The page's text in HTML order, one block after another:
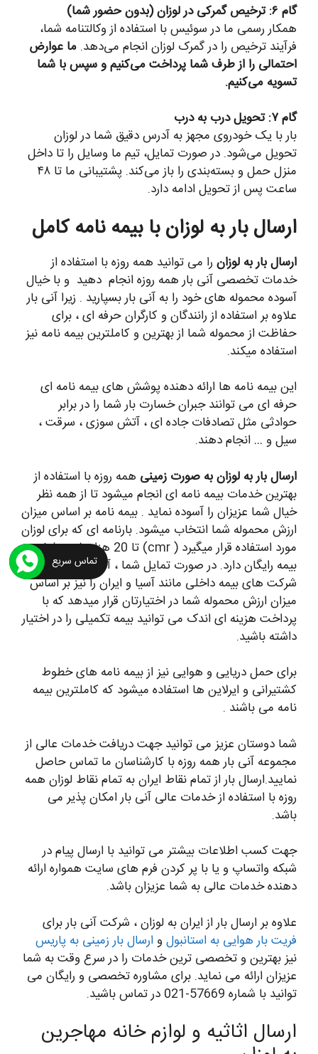
گام ۶: ترخیص گمرکی در لوزان (بدون حضور شما)
همکار رسمی ما در سوئیس با استفاده از وکالتنامه شما،
فرآیند ترخیص را در گمرک لوزان انجام می‌دهد. ما عوارض
احتمالی را از طرف شما پرداخت می‌کنیم و سپس با شما
تسویه می‌کنیم.
گام ۷: تحویل درب به درب
بار با یک خودروی مجهز به آدرس دقیق شما در لوزان
تحویل می‌شود. در صورت تمایل، تیم ما وسایل را تا داخل
منزل حمل و بسته‌بندی را باز می‌کند. پشتیبانی ما تا ۴۸
ساعت پس از تحویل ادامه دارد.
ارسال بار به لوزان با بیمه نامه کامل
ارسال بار به لوزان را می توانید همه روزه با استفاده از
خدمات تخصصی آنی بار همه روزه انجام دهید و با خیال
آسوده محموله های خود را به آنی بار بسپارید . زیرا آنی بار
علاوه بر استفاده از رانندگان و کارگران حرفه ای ، برای
حفاظت از محموله شما از بهترین و کاملترین بیمه نامه نیز
استفاده میکند.
این بیمه نامه ها ارائه دهنده پوشش های بیمه نامه ای
حرفه ای می توانند جبران خسارت بار شما را در برابر
حوادثی مثل تصادفات جاده ای ، آتش سوزی ، سرقت ،
سیل و … انجام دهند.
ارسال بار به لوزان به صورت زمینی همه روزه با استفاده از
بهترین خدمات بیمه نامه ای انجام میشود تا از همه نظر
خیال شما عزیزان را آسوده نماید . بیمه نامه بر اساس میزان
ارزش محموله شما انتخاب میشود. بارنامه ای که برای لوزان
مورد استفاده قرار میگیرد ( cmr) تا 20 هزار دلار پوشش
بیمه رایگان دارد. در صورت تمایل شما ، آنی بار بیمه های
شرکت های بیمه داخلی مانند آسیا و ایران را نیز بر اساس
میزان ارزش محموله شما در اختیارتان قرار میدهد که با
پرداخت هزینه ای اندک می توانید بیمه تکمیلی را در اختیار
داشته باشید.
برای حمل دریایی و هوایی نیز از بیمه نامه های خطوط
کشتیرانی و ایرلاین ها استفاده میشود که کاملترین بیمه
نامه می باشند .
شما دوستان عزیز می توانید جهت دریافت خدمات عالی از
مجموعه آنی بار همه روزه با کارشناسان ما تماس حاصل
نمایید.ارسال بار از تمام نقاط ایران به تمام نقاط لوزان همه
روزه با استفاده از خدمات عالی آنی بار امکان پذیر می
باشد.
جهت کسب اطلاعات بیشتر می توانید با ارسال پیام در
شبکه واتساپ و یا با پر کردن فرم های سایت همواره ارائه
دهنده خدمات عالی به شما عزیزان باشد.
علاوه بر ارسال بار از ایران به لوزان ، شرکت آنی بار برای
فریت بار هوایی به استانبولوارسال بار زمینی به پاریس
نیز بهترین و تخصصی ترین خدمات را در سرع وقت به شما
عزیزان ارائه می نماید. برای مشاوره تخصصی و رایگان می
توانید با شماره 57669-021 در تماس باشید.
ارسال اثاثیه و لوازم خانه مهاجرین
تماس سریع